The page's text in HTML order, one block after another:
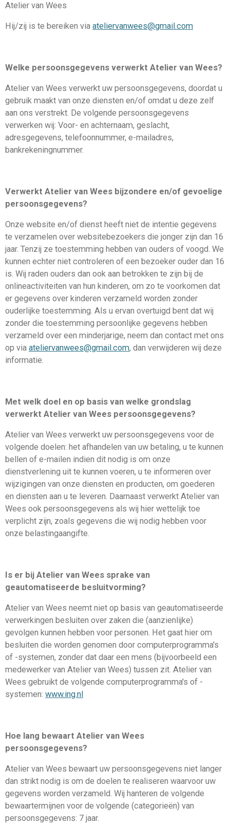
Atelier van Wees
Hij/zij is te bereiken via ateliervanwees@gmail.com
Welke persoonsgegevens verwerkt Atelier van Wees?
Atelier van Wees verwerkt uw persoonsgegevens, doordat u
gebruik maakt van onze diensten en/of omdat u deze zelf
aan ons verstrekt. De volgende persoonsgegevens
verwerken wij: Voor- en achternaam, geslacht,
adresgegevens, telefoonnummer, e-mailadres,
bankrekeningnummer.
Verwerkt Atelier van Wees bijzondere en/of gevoelige
persoonsgegevens?
Onze website en/of dienst heeft niet de intentie gegevens
te verzamelen over websitebezoekers die jonger zijn dan 16
jaar. Tenzij ze toestemming hebben van ouders of voogd. We
kunnen echter niet controleren of een bezoeker ouder dan 16
is. Wij raden ouders dan ook aan betrokken te zijn bij de
onlineactiviteiten van hun kinderen, om zo te voorkomen dat
er gegevens over kinderen verzameld worden zonder
ouderlijke toestemming. Als u ervan overtuigd bent dat wij
zonder die toestemming persoonlijke gegevens hebben
verzameld over een minderjarige, neem dan contact met ons
op via ateliervanwees@gmail.com, dan verwijderen wij deze
informatie.
Met welk doel en op basis van welke grondslag
verwerkt Atelier van Wees persoonsgegevens?
Atelier van Wees verwerkt uw persoonsgegevens voor de
volgende doelen: het afhandelen van uw betaling, u te kunnen
bellen of e-mailen indien dit nodig is om onze
dienstverlening uit te kunnen voeren, u te informeren over
wijzigingen van onze diensten en producten, om goederen
en diensten aan u te leveren. Daarnaast verwerkt Atelier van
Wees ook persoonsgegevens als wij hier wettelijk toe
verplicht zijn, zoals gegevens die wij nodig hebben voor
onze belastingaangifte.
Is er bij Atelier van Wees sprake van
geautomatiseerde besluitvorming?
Atelier van Wees neemt niet op basis van geautomatiseerde
verwerkingen besluiten over zaken die (aanzienlijke)
gevolgen kunnen hebben voor personen. Het gaat hier om
besluiten die worden genomen door computerprogramma's
of -systemen, zonder dat daar een mens (bijvoorbeeld een
medewerker van Atelier van Wees) tussen zit. Atelier van
Wees gebruikt de volgende computerprogramma's of -
systemen: www.ing.nl
Hoe lang bewaart Atelier van Wees
persoonsgegevens?
Atelier van Wees bewaart uw persoonsgegevens niet langer
dan strikt nodig is om de doelen te realiseren waarvoor uw
gegevens worden verzameld. Wij hanteren de volgende
bewaartermijnen voor de volgende (categorieën) van
persoonsgegevens: 7 jaar.